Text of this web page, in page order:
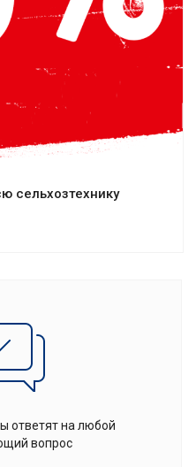
сельхозтехнику
ответят на любой
вопрос